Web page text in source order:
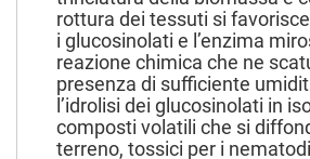
rottura dei tessuti si
i glucosinolati e l’enzima
reazione chimica che ne
presenza di sufficiente
l’idrolisi dei glucosinolati in
composti volatili che si
terreno, tossici per i